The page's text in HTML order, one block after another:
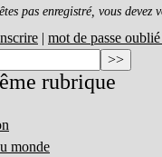
pas enregistré, vous devez
| mot de passe
rubrique
monde